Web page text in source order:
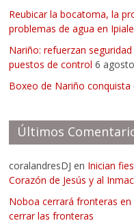
Reubicar la bocatoma, la
problemas de agua en
Nariño: refuerzan
puestos de control 6
Boxeo de Nariño conquista
Últimos
coralandresDJ en Inician
Corazón de Jesús y al
Noboa cerrará fronteras en
cerrar las fronteras